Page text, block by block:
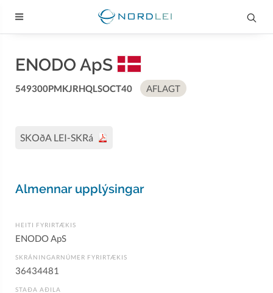
ENODO ApS
549300PMKJRHQLSOCT40 AFLAGT
SKOðA LEI-SKRá
Almennar upplýsingar
HEITI FYRIRTÆKIS
ENODO ApS
SKRÁNINGARNÚMER FYRIRTÆKIS
36434481
STAÐA AÐILA